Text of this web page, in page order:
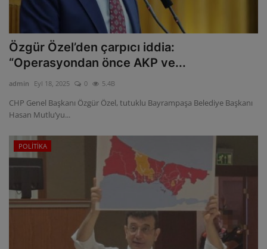
Özgür Özel’den çarpıcı iddia:
“Operasyondan önce AKP ve...
admin Eyl 18, 2025 0 5.4B
CHP Genel Başkanı Özgür Özel, tutuklu Bayrampaşa Belediye Başkanı
Hasan Mutlu’yu...
POLİTİKA